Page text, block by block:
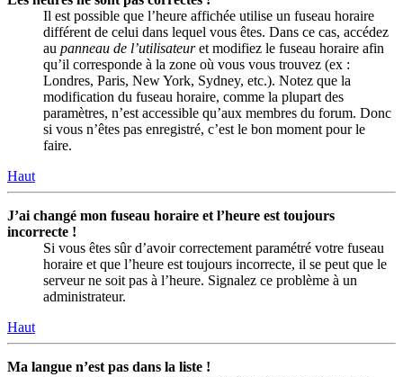
Il est possible que l’heure affichée utilise un fuseau horaire
différent de celui dans lequel vous êtes. Dans ce cas, accédez
au panneau de l’utilisateuret modifiez le fuseau horaire afin
qu’il corresponde à la zone où vous vous trouvez (ex :
Londres, Paris, New York, Sydney, etc.). Notez que la
modification du fuseau horaire, comme la plupart des
paramètres, n’est accessible qu’aux membres du forum. Donc
si vous n’êtes pas enregistré, c’est le bon moment pour le
faire.
Haut
J’ai changé mon fuseau horaire et l’heure est toujours
incorrecte !
Si vous êtes sûr d’avoir correctement paramétré votre fuseau
horaire et que l’heure est toujours incorrecte, il se peut que le
serveur ne soit pas à l’heure. Signalez ce problème à un
administrateur.
Haut
Ma langue n’est pas dans la liste !